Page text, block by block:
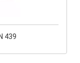
439